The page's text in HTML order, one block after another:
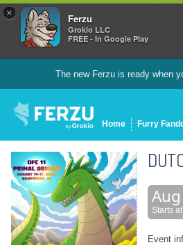
× Ferzu
Grokio LLC
FREE - In Google Play
The new Ferzu is ready when
Home Furry
Starts
Event